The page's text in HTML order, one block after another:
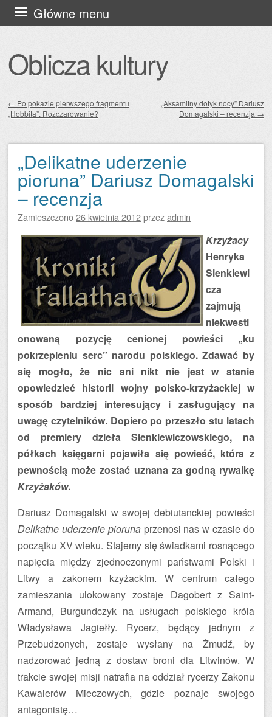
Oblicza kultury
Główne menu
Przejdź
do
Zobacz wpisy
← Po pokazie pierwszego fragmentu
„Hobbita”. Rozczarowanie?
„Aksamitny dotyk nocy” Dariusz
Domagalski – recenzja →
„Delikatne uderzenie
pioruna” Dariusz Domagalski
– recenzja
Zamieszczono26 kwietnia 2012przezadmin
Krzyżacy
Henryka
Sienkiewi
cza
zajmują
niekwesti
onowaną pozycję cenionej powieści „ku
pokrzepieniu serc” narodu polskiego. Zdawać by
się mogło, że nic ani nikt nie jest w stanie
opowiedzieć historii wojny polsko-krzyżackiej w
sposób bardziej interesujący i zasługujący na
uwagę czytelników. Dopiero po przeszło stu latach
od premiery dzieła Sienkiewiczowskiego, na
półkach księgarni pojawiła się powieść, która z
pewnością może zostać uznana za godną rywalkę
Krzyżaków.
Dariusz Domagalski w swojej debiutanckiej powieści
Delikatne uderzenie piorunaprzenosi nas w czasie do
początku XV wieku. Stajemy się świadkami rosnącego
napięcia między zjednoczonymi państwami Polski i
Litwy a zakonem kzyżackim. W centrum całego
zamieszania ulokowany zostaje Dagobert z Saint-
Armand, Burgundczyk na usługach polskiego króla
Władysława Jagiełły. Rycerz, będący jednym z
Przebudzonych, zostaje wysłany na Żmudź, by
nadzorować jedną z dostaw broni dla Litwinów. W
trakcie swojej misji natrafia na oddział rycerzy Zakonu
Kawalerów Mieczowych, gdzie poznaje swojego
antagonistę…